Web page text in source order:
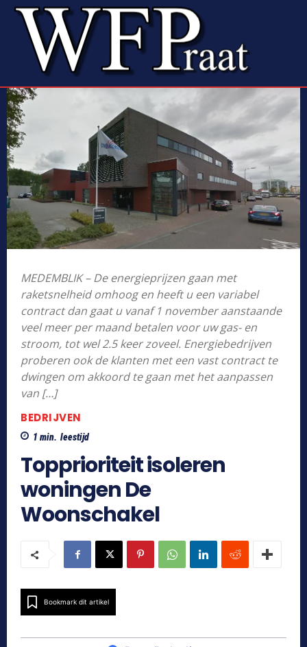
MEDEMBLIK – De energieprijzen gaan met
raketsnelheid omhoog en heeft u een variabel
contract dan gaat u vanaf 1 november aanstaande
veel meer per maand betalen voor uw gas- en
stroom, tot wel 2.5 keer zoveel. Energiebedrijven
proberen ook de klanten met een vast contract te
dwingen om akkoord te gaan met het aanpassen
van […]
BEDRIJVEN
1 min. leestijd
Topprioriteit isoleren
woningen De
Woonschakel
Bookmark dit artikel